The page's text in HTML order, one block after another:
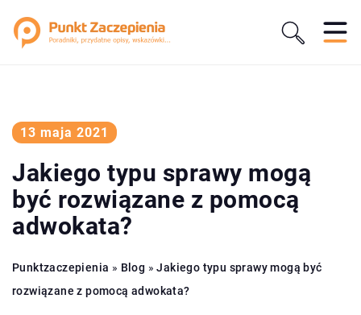
13 maja 2021
Jakiego typu sprawy mogą
być rozwiązane z pomocą
adwokata?
Punktzaczepienia » Blog »Jakiego typu sprawy mogą być
rozwiązane z pomocą adwokata?